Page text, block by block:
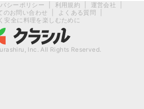
シーポリシー 利用規約 運営会社
のお問い合わせ
よくある質問
安全に料理を楽しむために
Inc. All Rights Reserved.